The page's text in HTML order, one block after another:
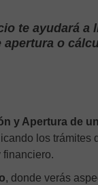
te ayudará a
o
y Apertura de
los trámites
financiero.
, donde verás